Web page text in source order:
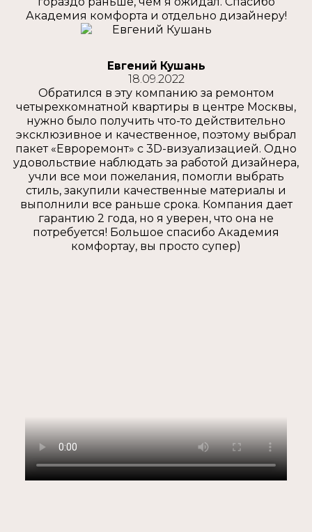
Академия комфорта и отдельно дизайнеру!
Евгений Кушань
18.09.2022
Обратился в эту компанию за ремонтом
четырехкомнатной квартиры в центре Москвы,
нужно было получить что-то действительно
эксклюзивное и качественное, поэтому выбрал
пакет «Евроремонт» с 3D-визуализацией. Одно
удовольствие наблюдать за работой дизайнера,
учли все мои пожелания, помогли выбрать
стиль, закупили качественные материалы и
выполнили все раньше срока. Компания дает
гарантию 2 года, но я уверен, что она не
потребуется! Большое спасибо Академия
комфортау, вы просто супер)